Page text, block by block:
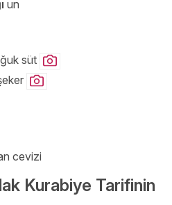
un
süt
cevizi
Kurabiye Tarifinin